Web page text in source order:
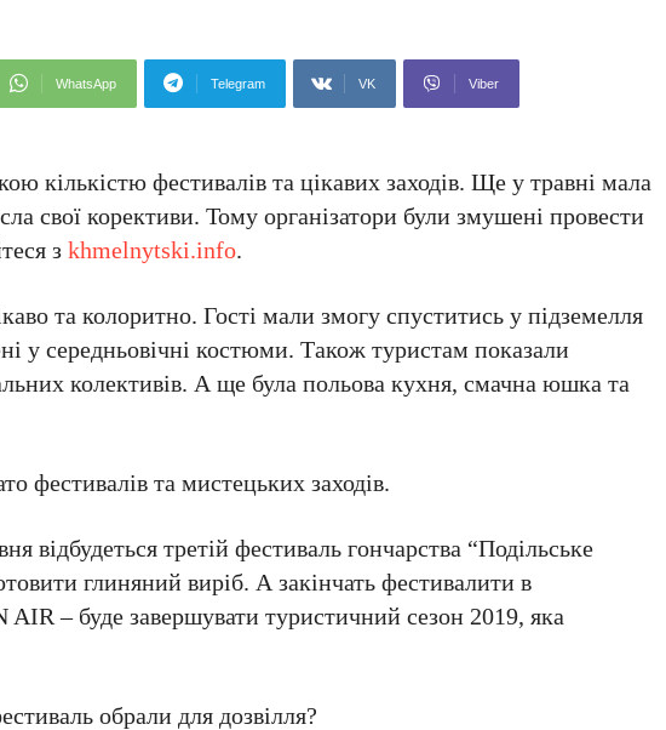
WhatsApp Telegram VK Viber
кількістю фестивалів та цікавих заходів. Ще у травні мала
свої корективи. Тому організатори були змушені провести
з khmelnytski.info.
та колоритно. Гості мали змогу спуститись у підземелля
у середньовічні костюми. Також туристам показали
колективів. А ще була польова кухня, смачна юшка та
фестивалів та мистецьких заходів.
відбудеться третій фестиваль гончарства “Подільське
глиняний виріб. А закінчать фестивалити в
– буде завершувати туристичний сезон 2019, яка
обрали для дозвілля?